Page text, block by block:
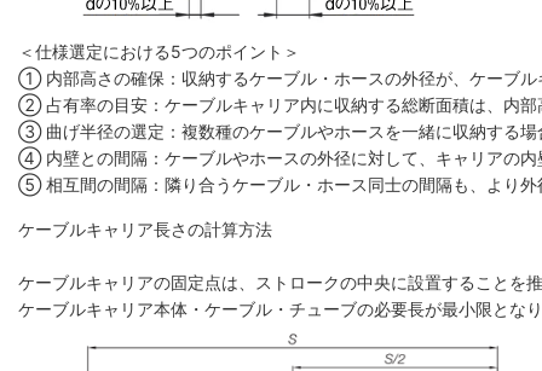
＜仕様選定における5つのポイント＞
① 内部高さの確保：収納するケーブル・ホースの外径が、ケーブ
② 占有率の目安：ケーブルキャリア内に収納する総断面積は、内
③ 曲げ半径の選定：複数種のケーブルやホースを一緒に収納する
④ 内壁との間隔：ケーブルやホースの外径に対して、キャリアの
⑤ 相互間の間隔：隣り合うケーブル・ホース同士の間隔も、より
ケーブルキャリア長さの計算方法
ケーブルキャリアの固定点は、ストロークの中央に設置することを
ケーブルキャリア本体・ケーブル・チューブの必要長が最小限とな